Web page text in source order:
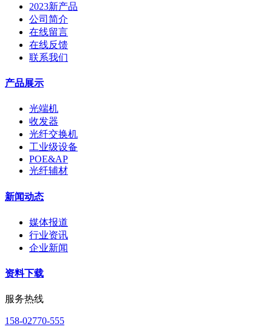
2023新产品
公司简介
在线留言
在线反馈
联系我们
产品展示
光端机
收发器
光纤交换机
工业级设备
POE&AP
光纤辅材
新闻动态
媒体报道
行业资讯
企业新闻
资料下载
服务热线
158-02770-555